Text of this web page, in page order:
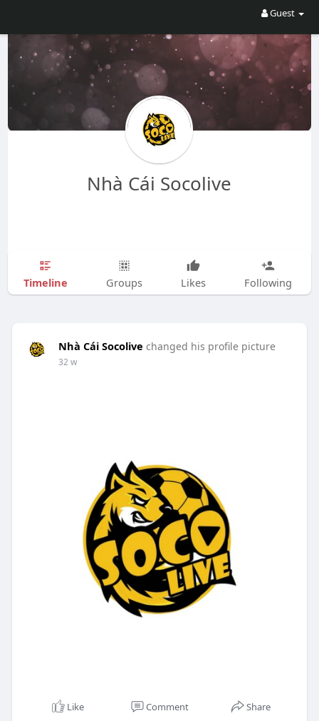
Guest
Nhà Cái Socolive
Timeline Groups Likes Following
Nhà Cái Socolive changed his profile picture
32 w
Like Comment Share